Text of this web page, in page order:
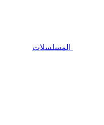
المسلسلات